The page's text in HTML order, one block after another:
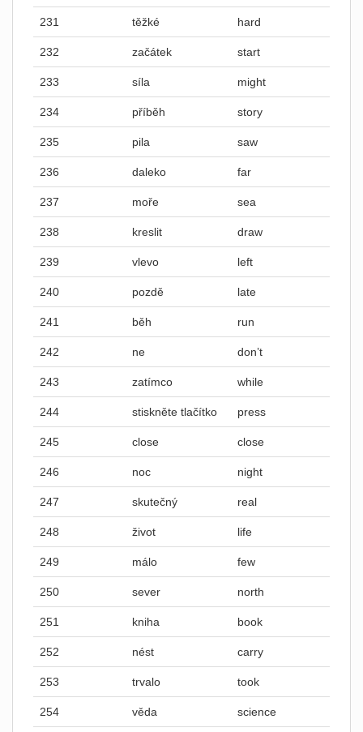
231 těžké hard
232 začátek start
233 síla might
234 příběh story
235 pila saw
236 daleko far
237 moře sea
238 kreslit draw
239 vlevo left
240 pozdě late
241 běh run
242 ne don’t
243 zatímco while
244 stiskněte tlačítko press
245 close close
246 noc night
247 skutečný real
248 život life
249 málo few
250 sever north
251 kniha book
252 nést carry
253 trvalo took
254 věda science